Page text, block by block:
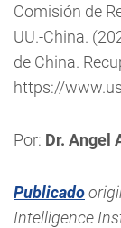
Comisión de
UU.-China.
de China.
https://
Por: Dr. Angel
Publicado
Intelligence